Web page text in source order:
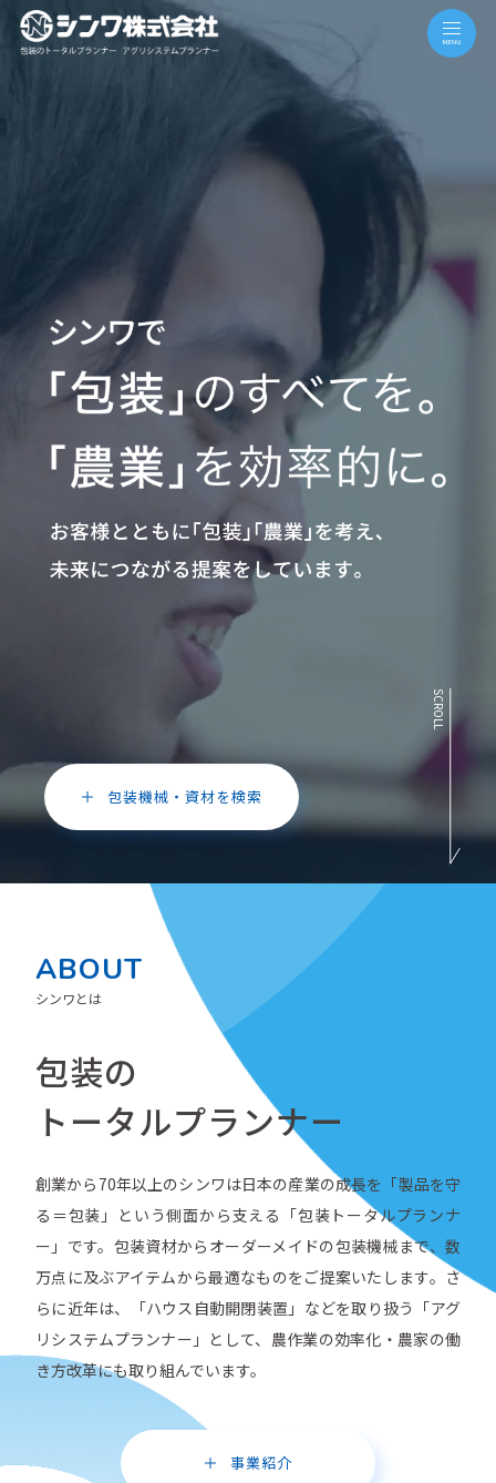
包装機械・資材を検索
SCROLL
ABOUT
シンワとは
包装の
トータルプランナー
創業から70年以上のシンワは日本の産業の成長を「製品を守
る＝包装」という側面から支える「包装トータルプランナ
ー」です。包装資材からオーダーメイドの包装機械まで、数
万点に及ぶアイテムから最適なものをご提案いたします。さ
らに近年は、「ハウス自動開閉装置」などを取り扱う「アグ
リシステムプランナー」として、農作業の効率化・農家の働
き方改革にも取り組んでいます。
事業紹介